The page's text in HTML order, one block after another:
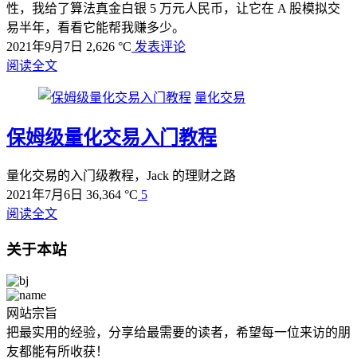
性，我给了算法真金白银 5 万元人民币，让它在 A 股模拟交
易半年，看看它能帮我赚多少。
2021年9月7日 2,626 °C 发表评论
阅读全文
量化交易
保姆级量化交易入门教程
量化交易的入门级教程，Jack 的理财之路
2021年7月6日 36,364 °C 5
阅读全文
关于本站
网站宗旨
把最实用的经验，分享给最需要的读者，希望每一位来访的朋
友都能有所收获！